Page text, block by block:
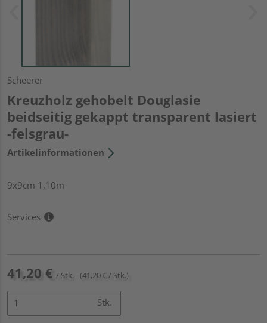
Scheerer
Kreuzholz gehobelt Douglasie
beidseitig gekappt transparent lasiert
-felsgrau-
Artikelinformationen
9x9cm 1,10m
Services
41,20 € / Stk. (41,20 € / Stk.)
Stk.